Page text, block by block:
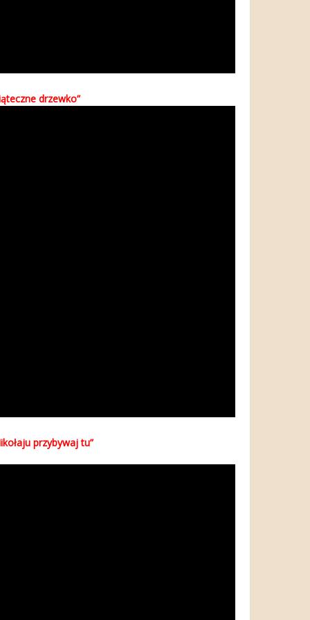
drzewko”
przybywaj tu”